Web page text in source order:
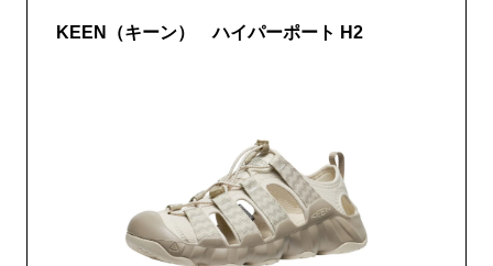
KEEN（キーン） ハイパーポート H2